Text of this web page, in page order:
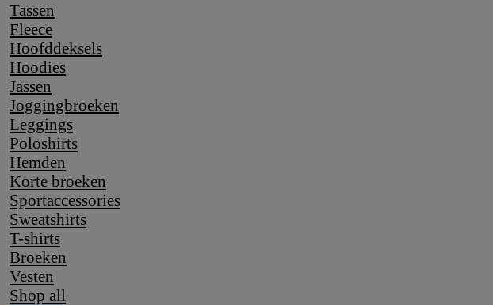
Tassen
Fleece
Hoofddeksels
Hoodies
Jassen
Joggingbroeken
Leggings
Poloshirts
Hemden
Korte broeken
Sportaccessories
Sweatshirts
T-shirts
Broeken
Vesten
Shop all